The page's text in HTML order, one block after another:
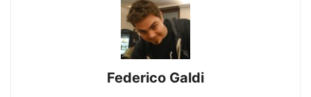
Federico Galdi